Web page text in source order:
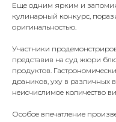
Еще одним ярким и
кулинарный конкурс,
оригинальностью.
Участники
представив на суд жюри
продуктов.
драников, уху в различных
неисчислимое количество
Особое впечатление